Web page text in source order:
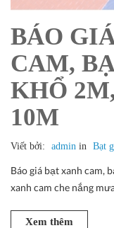
BÁO
CAM,
KHỔ
10M
Viết bởi: admin in Bạt
Báo giá bạt xanh cam,
xanh cam che nắng
Xem thêm